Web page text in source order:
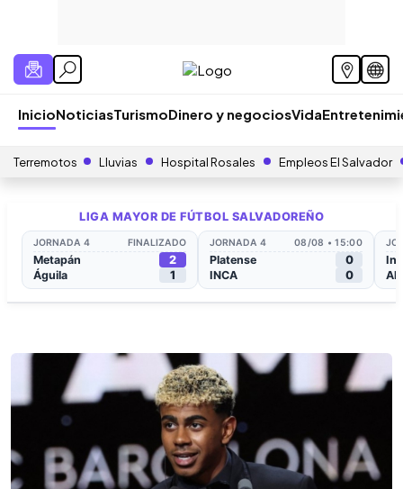
InicioNoticiasTurismoDinero y negociosVida
Terremotos Lluvias Hospital Rosales Empleos El Salvador